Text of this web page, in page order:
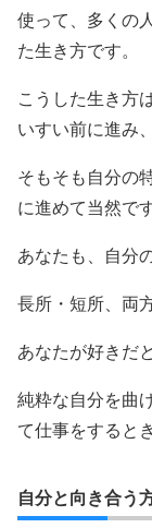
使って、多くの
た生き方です。
こうした生き方
いすい前に進み
そもそも自分の
に進めて当然です
あなたも、自分
長所・短所、両
あなたが好きだ
純粋な自分を曲
て仕事をすると
自分と向き合う